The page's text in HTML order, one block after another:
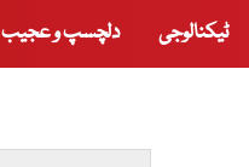
ٹیکنالوجی دلچسپ و عجیب